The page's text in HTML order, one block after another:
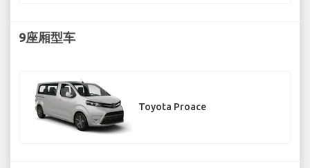
9座厢型车
Toyota Proace